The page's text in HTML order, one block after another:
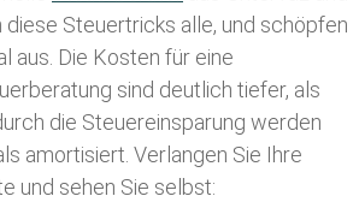
diese Steuertricks alle, und schöpfen
aus. Die Kosten für eine
sind deutlich tiefer, als
die Steuereinsparung werden
amortisiert. Verlangen Sie Ihre
und sehen Sie selbst: